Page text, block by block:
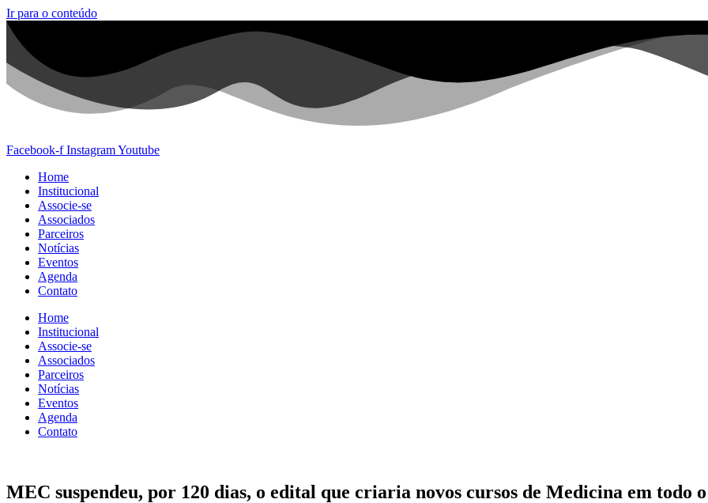
Ir para o conteúdo
Facebook-f InstagramYoutube
Home
Institucional
Associe-se
Associados
Parceiros
Notícias
Eventos
Agenda
Contato
Home
Institucional
Associe-se
Associados
Parceiros
Notícias
Eventos
Agenda
Contato
MEC suspendeu, por 120 dias, o edital que criaria novos cursos de Medicina em todo